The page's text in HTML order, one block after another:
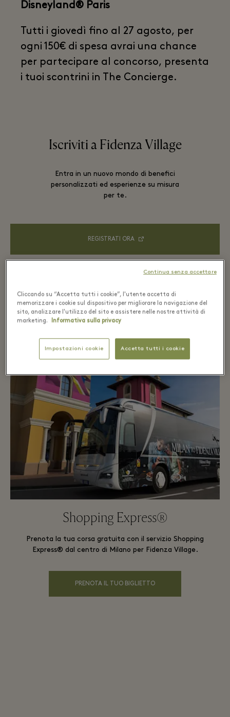
Disneyland® Paris
Tutti i giovedì fino al 27 agosto, per
ogni 150€ di spesa avrai una chance
per partecipare al concorso, presenta
i tuoi scontrini in The Concierge.
Iscriviti a Fidenza Village
Entra in un nuovo mondo di benefici
personalizzati ed esperienze su misura
per te.
REGISTRATI ORA
TERMINI E CONDIZIONI
Shopping Express®
Prenota la tua corsa gratuita con il servizio Shopping
Express® dal centro di Milano per Fidenza Village.
PRENOTA IL TUO BIGLIETTO
Cliccando su “Accetta tutti i cookie”, l'utente accetta di
memorizzare i cookie sul dispositivo per migliorare la navigazione del
sito, analizzare l'utilizzo del sito e assistere nelle nostre attività di
marketing.
Informativa sulla privacy
Impostazioni cookie Accetta tutti i cookie
Continua senza accettare